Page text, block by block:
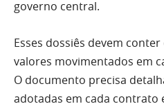
governo central.
Esses dossiês devem
valores movimentados em
O documento precisa
adotadas em cada contrato